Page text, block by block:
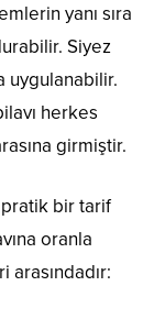
yanı sıra
Siyez
uygulanabilir.
herkes
girmiştir.
pratik bir tarif
oranla
arasındadır: